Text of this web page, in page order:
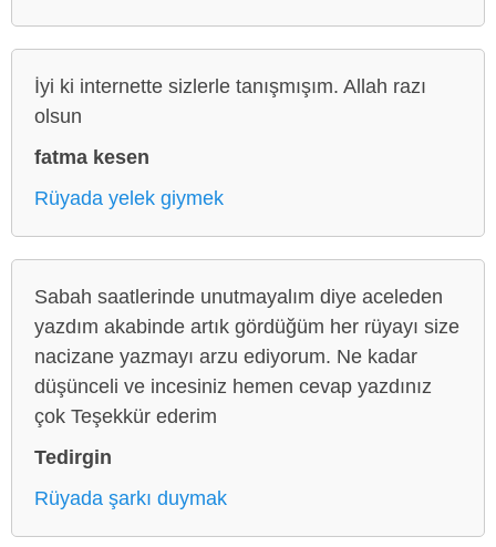
İyi ki internette sizlerle tanışmışım. Allah razı
olsun
fatma kesen
Rüyada yelek giymek
Sabah saatlerinde unutmayalım diye aceleden
yazdım akabinde artık gördüğüm her rüyayı size
nacizane yazmayı arzu ediyorum. Ne kadar
düşünceli ve incesiniz hemen cevap yazdınız
çok Teşekkür ederim
Tedirgin
Rüyada şarkı duymak